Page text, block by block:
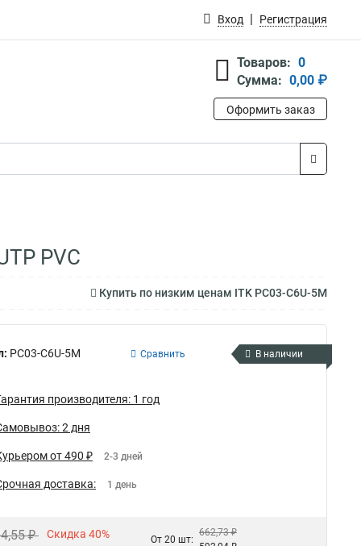
Вход Регистрация
Товаров: 0
Сумма: 0,00 ₽
Оформить заказ
PVC
Купить по низким ценам ITK PC03-C6U-5M
PC03-C6U-5M Сравнить В наличии
производителя: 1 год
2 дня
от 490 ₽ 2-3 дней
доставка: 1 день
₽ Скидка 40% От 20 шт:
662,73 ₽